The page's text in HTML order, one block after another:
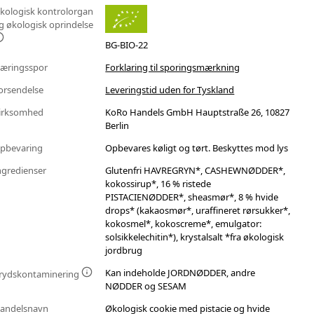
kontrolorgan
økologisk oprindelse
BG-BIO-22
Forklaring til sporingsmærkning
Leveringstid uden for Tyskland
KoRo Handels GmbH Hauptstraße 26, 10827
Berlin
Opbevares køligt og tørt. Beskyttes mod lys
Glutenfri HAVREGRYN*, CASHEWNØDDER*,
kokossirup*, 16 % ristede
PISTACIENØDDER*, sheasmør*, 8 % hvide
drops* (kakaosmør*, uraffineret rørsukker*,
kokosmel*, kokoscreme*, emulgator:
solsikkelechitin*), krystalsalt *fra økologisk
jordbrug
Kan indeholde JORDNØDDER, andre
NØDDER og SESAM
Økologisk cookie med pistacie og hvide